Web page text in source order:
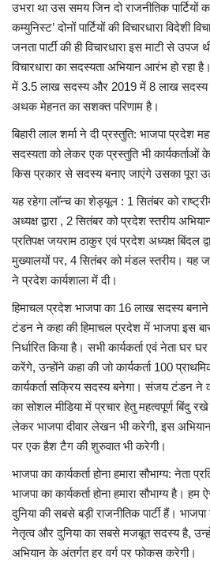
उभरा था उस समय जिन दो राजनीतिक पार्टियों
कम्युनिस्ट’ दोनों पार्टियों की विचारधारा विदेशी
जनता पार्टी की ही विचारधारा इस माटी से
विचारधारा का सदस्यता अभियान आरंभ हो रहा
में 3.5 लाख सदस्य और 2019 में 8 लाख सदस्य
अथक मेहनत का सशक्त परिणाम है।
बिहारी लाल शर्मा ने दी प्रस्तुति: भाजपा प्रदेश
सदस्यता को लेकर एक प्रस्तुति भी कार्यकर्ताओं के
किस प्रकार से सदस्य बनाए जाएंगे उसका पूरा
यह रहेगा लॉन्च का शेड्यूल : 1 सितंबर को
अध्यक्ष द्वारा , 2 सितंबर को प्रदेश स्तरीय
प्रतिपक्ष जयराम ठाकुर एवं प्रदेश अध्यक्ष बिंदल
मुख्यालयों पर, 4 सितंबर को मंडल स्तरीय। यह
ने प्रदेश कार्यशाला में दी।
हिमाचल प्रदेश भाजपा का 16 लाख सदस्य
टंडन ने कहा की हिमाचल प्रदेश में भाजपा इस
निर्धारित किया है। सभी कार्यकर्ता एवं नेता
करेंगे, उन्होंने कहा की जो कार्यकर्ता 100
कार्यकर्ता सक्रिय सदस्य बनेगा। संजय टंडन ने
का सोशल मीडिया में प्रचार हेतु महत्वपूर्ण बिंदु
लेकर भाजपा दीवार लेखन भी करेगी, इस
पर एक हैश टैग की शुरुवात भी करेगी।
भाजपा का कार्यकर्ता होना हमारा सौभाग्य: नेता
भाजपा का कार्यकर्ता होना हमारा सौभाग्य है। हम
दुनिया की सबसे बड़ी राजनीतिक पार्टी हैं।
नेतृत्व और दुनिया का सबसे मजबूत सदस्य है,
अभियान के अंतर्गत हर वर्ग पर फोकस करेगी।